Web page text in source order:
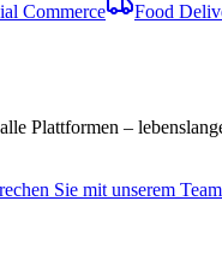
Commerce Food
Plattformen –
Sie mit unserem Team